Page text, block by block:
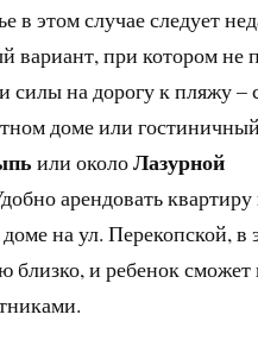
в этом случае следует
вариант, при котором не
силы на дорогу к пляжу –
доме или
или околоЛазурной
арендовать квартиру
на ул. Перекопской, в
близко, и ребенок сможет